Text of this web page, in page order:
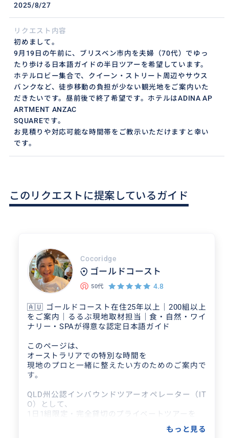
2025/8/27
リクエスト内容
初めまして。
9月19日の午前に、ブリスベン市内を夫婦（70代）でゆっ
たり歩ける日本語ガイドの半日ツアーを希望しています。
ホテルロビー集合で、クイーン・ストリート周辺やサウス
バンクなど、徒歩移動の負担が少ない観光地をご案内いた
だきたいです。昼前後で終了希望です。ホテルはADINA AP
ARTMENT ANZAC
SQUAREです。
お見積りや対応可能な時間帯をご教示いただけますと幸い
です。
このリクエストに提案しているガイド
Cocoridge
ゴールドコースト
50代 4.8
🇦🇺 ゴールドコースト在住25年以上｜200組以上
をご案内｜るるぶ現地取材担当｜食・自然・ワイ
ナリー・SPAが得意な認定日本語ガイド
このページは、
オーストラリアでの特別な時間を
現地のプロと一緒に整えたい方のためのご案内で
す。
QLD州公認インバウンドツアーオペレーター（IT
O）として、
1日1組限定・完全貸切のプライベートツアーを
もっと見る